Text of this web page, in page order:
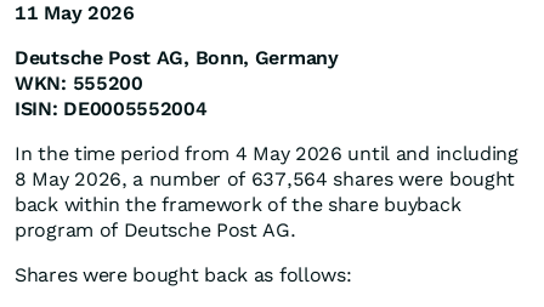
11 May 2026
Deutsche Post AG, Bonn, Germany
WKN: 555200
ISIN: DE0005552004
In the time period from 4 May 2026 until and including
8 May 2026, a number of 637,564 shares were bought
back within the framework of the share buyback
program of Deutsche Post AG.
Shares were bought back as follows: